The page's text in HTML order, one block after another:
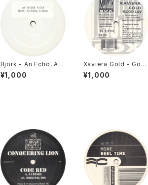
Bjork - An Echo, A S
tain (Luke Chable &
Chris Gainer Mix) [N
¥1,000
Xaviera Gold - Goo
d Luv [Music Box R
ecords / 1994]
¥1,000